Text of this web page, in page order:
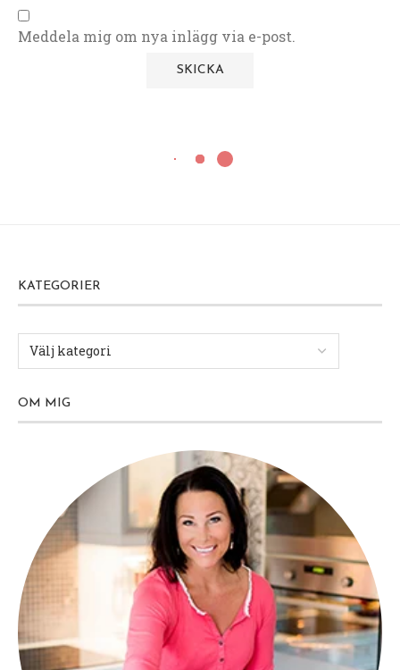
Meddela mig om nya inlägg via e-post.
KATEGORIER
OM MIG